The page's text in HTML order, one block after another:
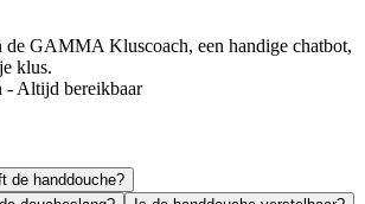
de GAMMA Kluscoach, een handige chatbot,
klus.
Altijd bereikbaar
de handdouche?